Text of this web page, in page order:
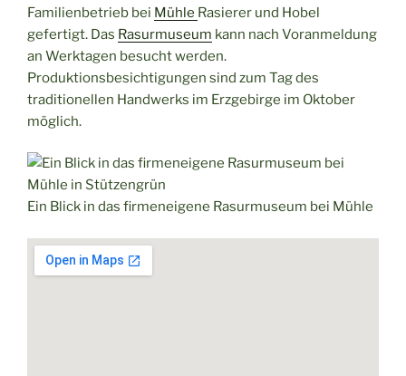
Familienbetrieb bei Mühle Rasierer und Hobel
gefertigt. Das Rasurmuseum kann nach Voranmeldung
an Werktagen besucht werden.
Produktionsbesichtigungen sind zum Tag des
traditionellen Handwerks im Erzgebirge im Oktober
möglich.
Ein Blick in das firmeneigene Rasurmuseum bei Mühle